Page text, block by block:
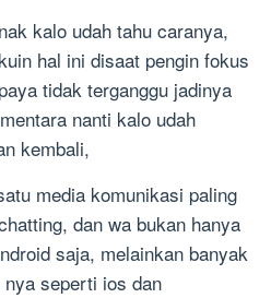
kalo udah tahu caranya,
hal ini disaat pengin fokus
tidak terganggu jadinya
nanti kalo udah
kembali,
media komunikasi paling
dan wa bukan hanya
saja, melainkan banyak
seperti ios dan